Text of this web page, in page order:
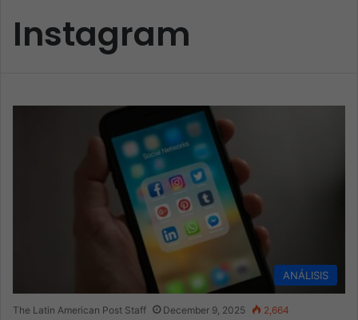
Instagram
ANÁLISIS
The Latin American Post Staff December 9, 2025 2,664